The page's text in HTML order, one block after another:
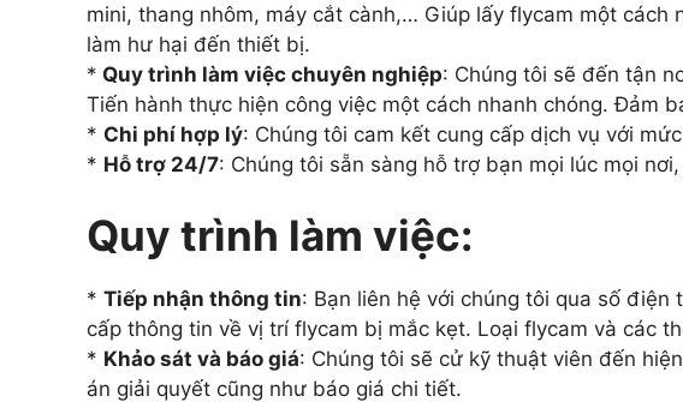
mini, thang nhôm, máy cắt cành,… Giúp lấy flycam một cách
làm hư hại đến thiết bị.
* Quy trình làm việc chuyên nghiệp: Chúng tôi sẽ đến tận
Tiến hành thực hiện công việc một cách nhanh chóng. Đảm
* Chi phí hợp lý: Chúng tôi cam kết cung cấp dịch vụ với
* Hỗ trợ 24/7: Chúng tôi sẵn sàng hỗ trợ bạn mọi lúc mọi
Quy trình làm việc:
* Tiếp nhận thông tin: Bạn liên hệ với chúng tôi qua số
cấp thông tin về vị trí flycam bị mắc kẹt. Loại flycam và các
* Khảo sát và báo giá: Chúng tôi sẽ cử kỹ thuật viên đến
án giải quyết cũng như báo giá chi tiết.